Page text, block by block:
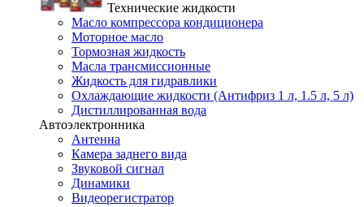
Технические жидкости
Масло компрессора кондиционера
Моторное масло
Тормозная жидкость
Масла трансмиссионные
Жидкость для гидравлики
Охлаждающие жидкости (Антифриз 1 л, 1.5 л, 5 л)
Дистиллированная вода
Автоэлектронника
Антенна
Камера заднего вида
Звуковой сигнал
Динамики
Видеорегистратор